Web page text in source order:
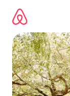
para
conteúdo